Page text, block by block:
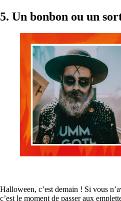
5. Un bonbon ou un
Halloween, c’est demain ! Si vous
c’est le moment de passer aux